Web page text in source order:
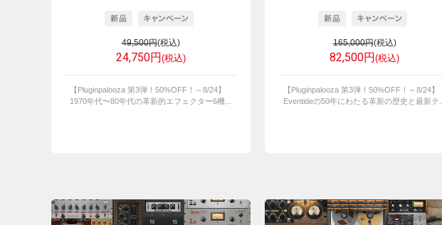
49,500円(税込)
24,750円(税込)
【Pluginpalooza 第3弾！50%OFF！～8/24】
1970年代〜80年代の革新的エフェクター6機...
165,000円(税込)
82,500円(税込)
【Pluginpalooza 第3弾！50%OFF！～8/24】
Eventideの50年にわたる革新の歴史と最新テ...